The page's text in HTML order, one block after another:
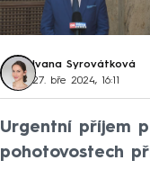
Ivana Syrovátková
27. bře 2024, 16:11
Urgentní příjem
pohotovostech